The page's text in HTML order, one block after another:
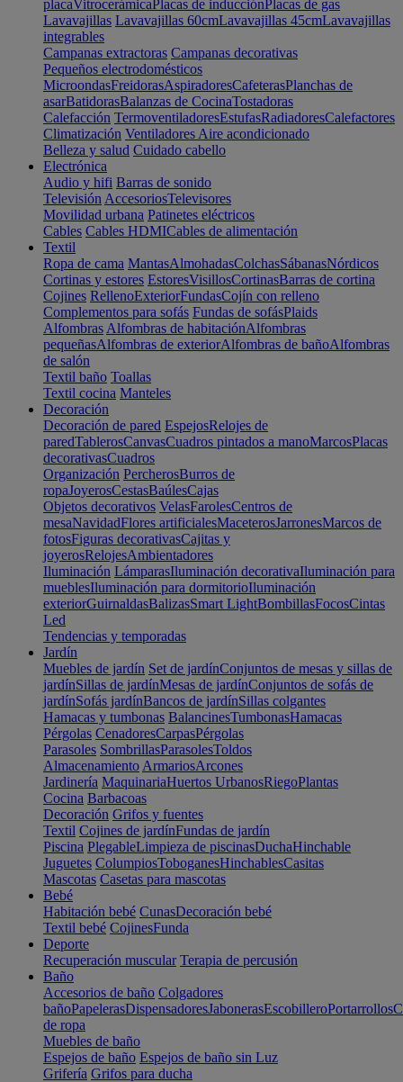
placaVitrocerámicaPlacas de inducciónPlacas de gas
Lavavajillas Lavavajillas 60cmLavavajillas 45cmLavavajillas
integrables
Campanas extractoras Campanas decorativas
Pequeños electrodomésticos
MicroondasFreidorasAspiradoresCafeterasPlanchas de
asarBatidorasBalanzas de CocinaTostadoras
Calefacción TermoventiladoresEstufasRadiadoresCalefactores
Climatización Ventiladores Aire acondicionado
Belleza y salud Cuidado cabello
Electrónica
Audio y hifi Barras de sonido
Televisión AccesoriosTelevisores
Movilidad urbana Patinetes eléctricos
Cables Cables HDMICables de alimentación
Textil
Ropa de cama MantasAlmohadasColchasSábanasNórdicos
Cortinas y estores EstoresVisillosCortinasBarras de cortina
Cojines RellenoExteriorFundasCojín con relleno
Complementos para sofás Fundas de sofásPlaids
Alfombras Alfombras de habitaciónAlfombras
pequeñasAlfombras de exteriorAlfombras de bañoAlfombras
de salón
Textil baño Toallas
Textil cocina Manteles
Decoración
Decoración de pared EspejosRelojes de
paredTablerosCanvasCuadros pintados a manoMarcosPlacas
decorativasCuadros
Organización PercherosBurros de
ropaJoyerosCestasBaúlesCajas
Objetos decorativos VelasFarolesCentros de
mesaNavidadFlores artificialesMaceterosJarronesMarcos de
fotosFiguras decorativasCajitas y
joyerosRelojesAmbientadores
Iluminación LámparasIluminación decorativaIluminación para
mueblesIluminación para dormitorioIluminación
exteriorGuirnaldasBalizasSmart LightBombillasFocosCintas
Led
Tendencias y temporadas
Jardín
Muebles de jardín Set de jardínConjuntos de mesas y sillas de
jardínSillas de jardínMesas de jardínConjuntos de sofás de
jardínSofás jardínBancos de jardínSillas colgantes
Hamacas y tumbonas BalancinesTumbonasHamacas
Pérgolas CenadoresCarpasPérgolas
Parasoles SombrillasParasolesToldos
Almacenamiento ArmariosArcones
Jardinería MaquinariaHuertos UrbanosRiegoPlantas
Cocina Barbacoas
Decoración Grifos y fuentes
Textil Cojines de jardínFundas de jardín
Piscina PlegableLimpieza de piscinasDuchaHinchable
Juguetes ColumpiosToboganesHinchablesCasitas
Mascotas Casetas para mascotas
Bebé
Habitación bebé CunasDecoración bebé
Textil bebé CojinesFunda
Deporte
Recuperación muscular Terapia de percusión
Baño
Accesorios de baño Colgadores
bañoPapelerasDispensadoresJabonerasEscobilleroPortarrollos
de ropa
Muebles de baño
Espejos de baño Espejos de baño sin Luz
Grifería Grifos para ducha